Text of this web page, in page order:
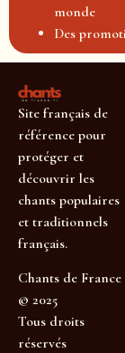
monde
Des
Site français de
référence pour
protéger et
découvrir les
chants populaires
et traditionnels
français.
Chants de France
© 2025
Tous droits
réservés